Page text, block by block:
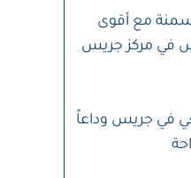
مع أقوى
في مركز جريس
في جريس وداعاً